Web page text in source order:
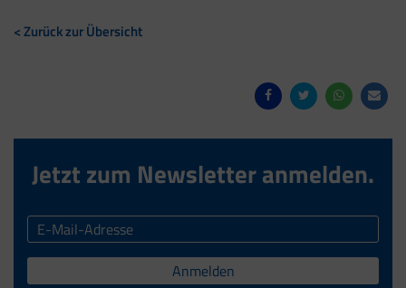
< Zurück zur Übersicht
Jetzt zum Newsletter anmelden.
Anmelden